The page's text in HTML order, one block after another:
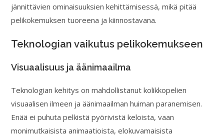
jännittävien ominaisuuksien kehittämisessä, mikä pitää
pelikokemuksen tuoreena ja kiinnostavana.
Teknologian vaikutus pelikokemukseen
Visuaalisuus ja äänimaailma
Teknologian kehitys on mahdollistanut kolikkopelien
visuaalisen ilmeen ja äänimaailman huiman paranemisen.
Enää ei puhuta pelkistä pyörivistä keloista, vaan
monimutkaisista animaatioista, elokuvamaisista